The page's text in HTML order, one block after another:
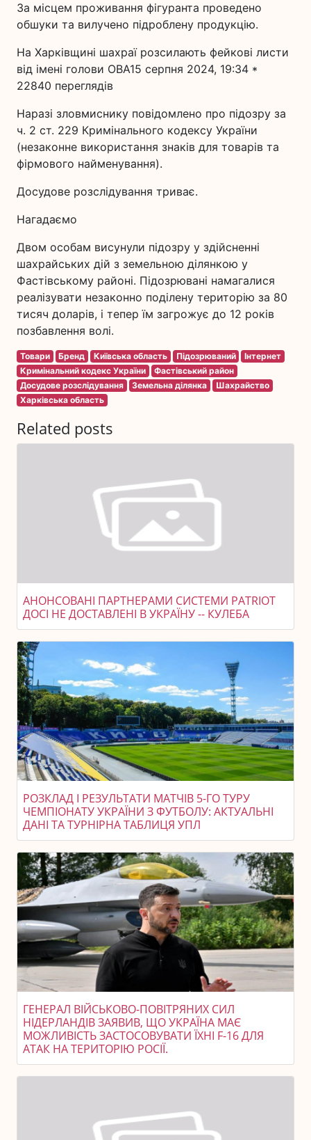
За місцем проживання фігуранта проведено
обшуки та вилучено підроблену продукцію.
На Харківщині шахраї розсилають фейкові листи
від імені голови ОВА15 серпня 2024, 19:34 *
22840 переглядiв
Наразі зловмиснику повідомлено про підозру за
ч. 2 ст. 229 Кримінального кодексу України
(незаконне використання знаків для товарів та
фірмового найменування).
Досудове розслідування триває.
Нагадаємо
Двом особам висунули підозру у здійсненні
шахрайських дій з земельною ділянкою у
Фастівському районі. Підозрювані намагалися
реалізувати незаконно поділену територію за 80
тисяч доларів, і тепер їм загрожує до 12 років
позбавлення волі.
Товари Бренд Київська область Підозрюваний
Інтернет
Кримінальний кодекс України
Фастівський район
Досудове розслідування
Земельна ділянка
Шахрайство
Харківська область
Related posts
АНОНСОВАНІ ПАРТНЕРАМИ СИСТЕМИ PATRIOT
ДОСІ НЕ ДОСТАВЛЕНІ В УКРАЇНУ -- КУЛЕБА
РОЗКЛАД І РЕЗУЛЬТАТИ МАТЧІВ 5-ГО ТУРУ
ЧЕМПІОНАТУ УКРАЇНИ З ФУТБОЛУ: АКТУАЛЬНІ
ДАНІ ТА ТУРНІРНА ТАБЛИЦЯ УПЛ
ГЕНЕРАЛ ВІЙСЬКОВО-ПОВІТРЯНИХ СИЛ
НІДЕРЛАНДІВ ЗАЯВИВ, ЩО УКРАЇНА МАЄ
МОЖЛИВІСТЬ ЗАСТОСОВУВАТИ ЇХНІ F-16 ДЛЯ
АТАК НА ТЕРИТОРІЮ РОСІЇ.